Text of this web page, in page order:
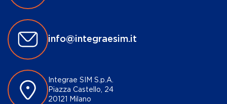
info@integraesim.it
Integrae SIM S.p.A.
Piazza Castello, 24
20121 Milano